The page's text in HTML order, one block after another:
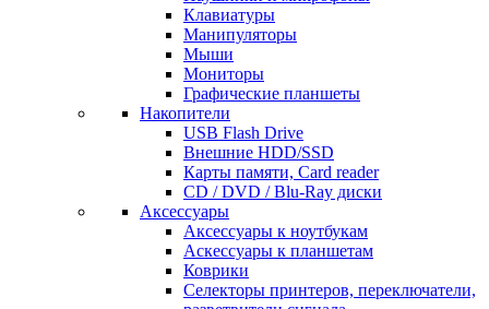
Клавиатуры
Манипуляторы
Мыши
Мониторы
Графические планшеты
Накопители
USB Flash Drive
Внешние HDD/SSD
Карты памяти, Card reader
CD / DVD / Blu-Ray диски
Аксессуары
Аксессуары к ноутбукам
Аскессуары к планшетам
Коврики
Селекторы принтеров, переключатели,